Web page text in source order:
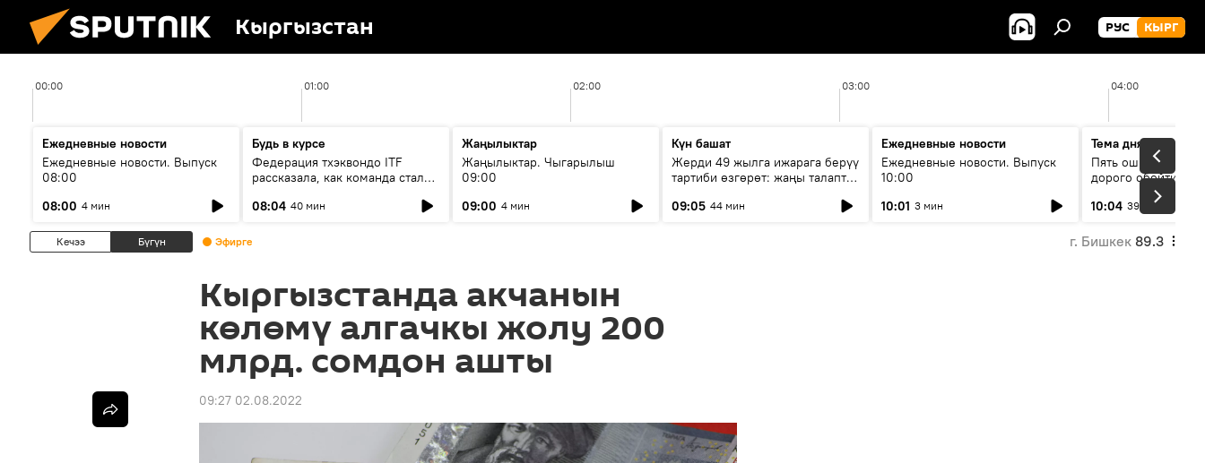
Кыргызстан РУС КЫРГ
00:00 01:00 02:00 03:00 04:00
Ежедневные новости
Ежедневные новости. Выпуск
08:00
08:00 4 мин
Будь в курсе
Федерация тхэквондо ITF
рассказала, как команда стала
08:04 40 мин
Жаңылыктар
Жаңылыктар. Чыгарылыш
09:00
09:00 4 мин
Күн башат
Жерди 49 жылга ижарага берүү
тартиби өзгөрөт: жаңы талаптар
09:05 44 мин
Ежедневные новости
Ежедневные новости. Выпуск
10:00
10:01 3 мин
Тема дня
Пять ошибок
дорого обойтись
10:04 39 мин
Кечээ Бүгүн Эфирге г. Бишкек 89.3
Кыргызстанда акчанын
көлөмү алгачкы жолу 200
млрд. сомдон ашты
09:27 02.08.2022